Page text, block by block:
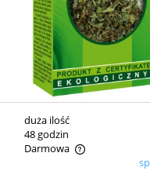
duża ilość
48 godzin
Darmowa
zawiera ewentualnych kosztów